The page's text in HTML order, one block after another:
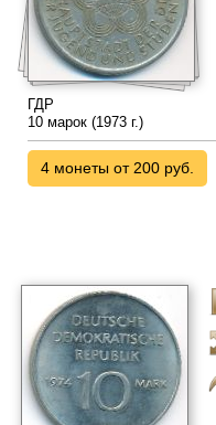
ГДР
10 марок (1973 г.)
4 монеты от 200 руб.